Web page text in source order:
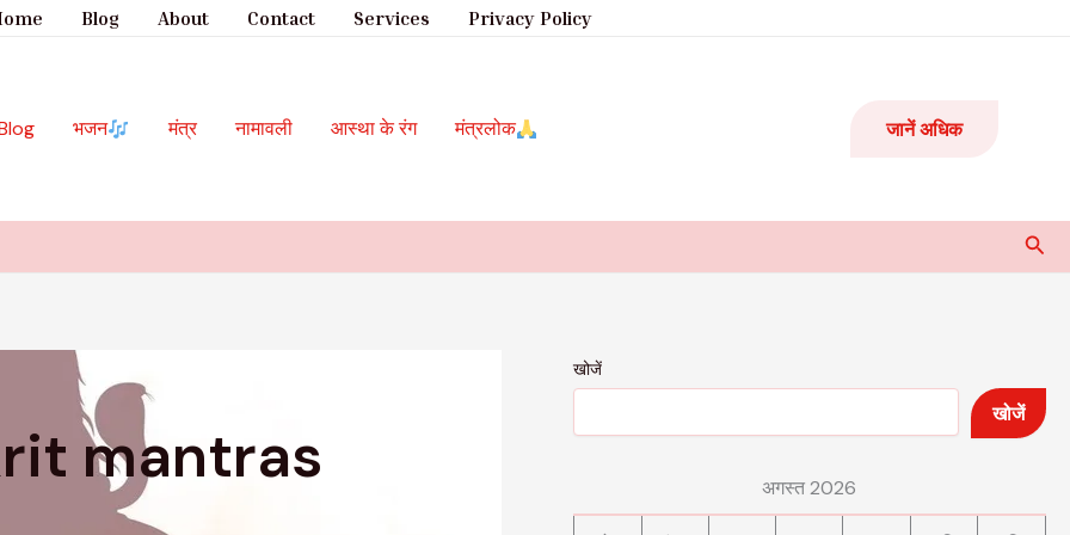
Blog About Contact Services Privacy Policy
भजन मंत्र नामावली आस्था के रंग मंत्रलोक जानें अधिक
mantras
खोजें
खोजें
अगस्त 2026